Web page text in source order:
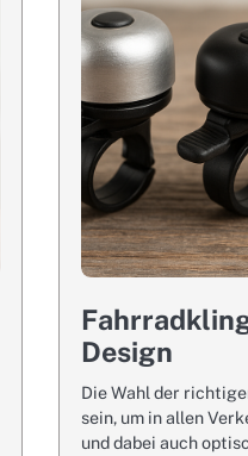
Design
Die Wahl der
sein, um in allen
und dabei auch